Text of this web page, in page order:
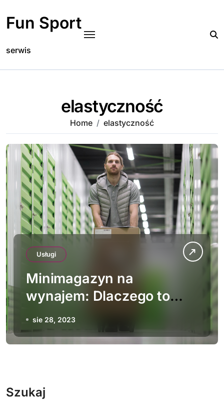
content
Fun Sport
serwis
elastyczność
Home elastyczność
Usługi
Minimagazyn na
wynajem: Dlaczego to
dobry pomysł w mieście?
sie 28, 2023
Szukaj